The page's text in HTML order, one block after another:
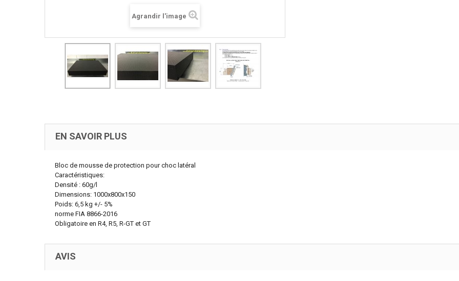
Agrandir l'image
EN SAVOIR PLUS
Bloc de mousse de protection pour choc latéral
Caractéristiques:
Densité : 60g/l
Dimensions: 1000x800x150
Poids: 6,5 kg +/- 5%
norme FIA 8866-2016
Obligatoire en R4, R5, R-GT et GT
AVIS